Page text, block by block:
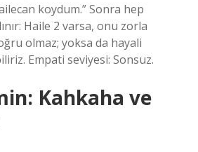
koydum.” Sonra hep
Haile 2 varsa, onu zorla
olmaz; yoksa da hayali
Empati seviyesi: Sonsuz.
Kahkaha ve